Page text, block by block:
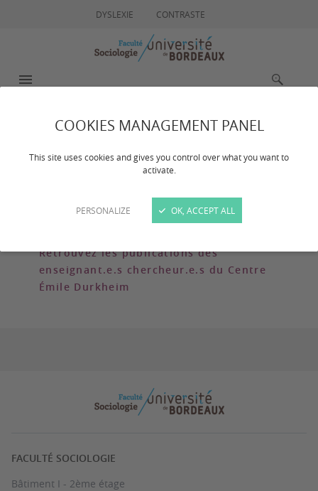
COOKIES MANAGEMENT PANEL
This site uses cookies and gives you control over what you want to
activate.
PERSONALIZE OK, ACCEPT ALL
DYSLEXIE CONTRASTE
Publication
Retrouvez les publications des
enseignant.e.s chercheur.e.s du Centre
Émile Durkheim
FACULTÉ SOCIOLOGIE
Bâtiment I - 2ème étage